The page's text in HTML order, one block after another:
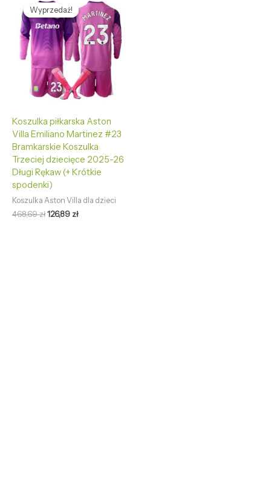
Wyprzedaż!
Wyprzedaż!
Koszulka piłkarska Aston
Villa Emiliano Martinez #23
Bramkarskie Koszulka
Trzeciej dziecięce 2025-26
Długi Rękaw (+ Krótkie
spodenki)
Koszulka Aston Villa dla dzieci
468,69zł
cena
wynosiła:
468,69 zł.
126,89 zł
cena
wynosi:
126,89 zł.